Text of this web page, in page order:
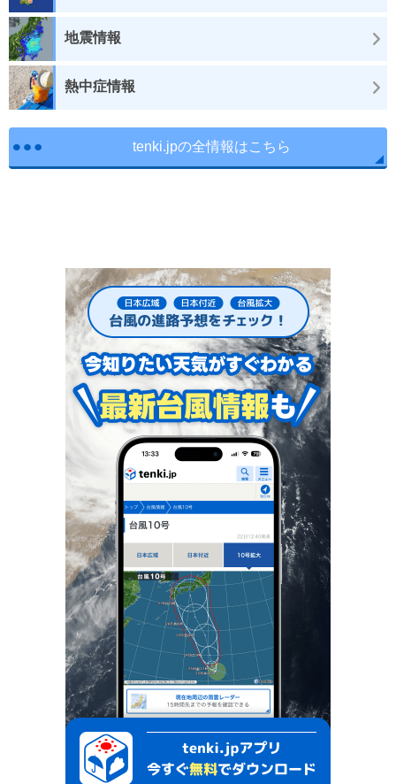
地震情報
熱中症情報
tenki.jpの全情報はこちら